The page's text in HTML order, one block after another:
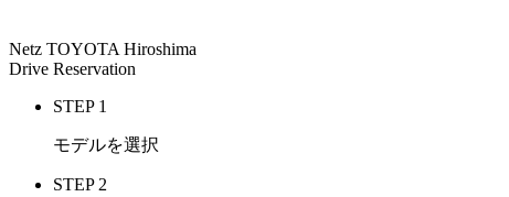
Netz TOYOTA Hiroshima
Drive Reservation
STEP 1
モデルを選択
STEP 2